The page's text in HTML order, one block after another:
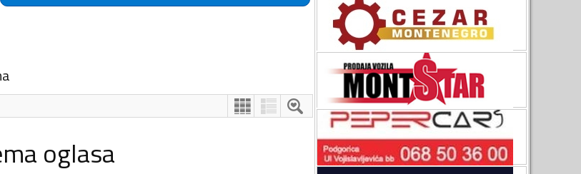
oglasa